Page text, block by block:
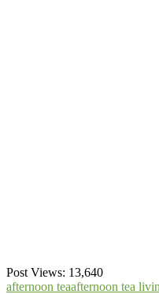
Post Views: 13,640
afternoon teaafternoon tea